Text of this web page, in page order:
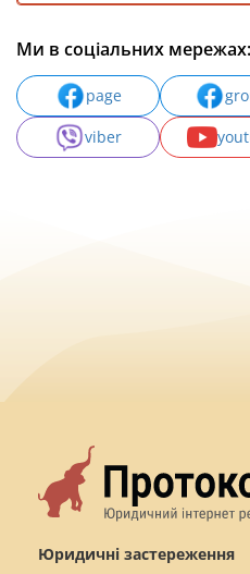
Ми в соціальних мережах:
page
viber
Юридичні застереження